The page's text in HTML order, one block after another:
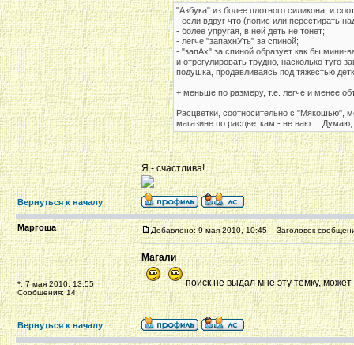
"Азбука" из более плотного силикона, и
- если вдруг что (попис или перестирать
- более упругая, в ней деть не тонет;
- легче "запахнУть" за спиной;
- "запАх" за спиной образует как бы мини-
и отрегулировать трудно, насколько туго
подушка, продавливаясь под тяжестью
+ меньше по размеру, т.е. легче и менее
Расцветки, соотносительно с "Мякошью",
магазине по расцветкам - не наю....
_________________
Я - счастлива!
Вернуться к началу
Маргоша
*: 7 мая 2010, 13:55
Сообщения: 14
Добавлено: 9 мая 2010, 10:45 Заголовок
Магали
поиск не выдал мне эту темку,
Вернуться к началу